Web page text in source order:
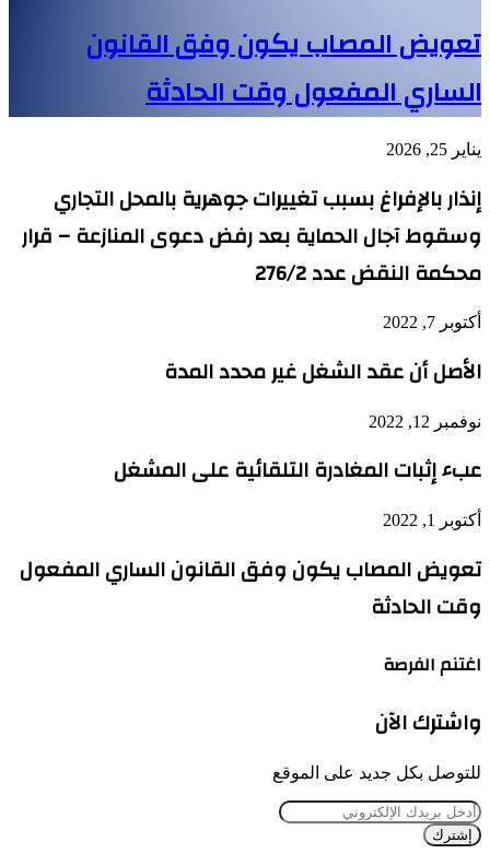
تعويض المصاب يكون وفق القانون
الساري المفعول وقت الحادثة
يناير 25, 2026
إنذار بالإفراغ بسبب تغييرات جوهرية بالمحل التجاري
وسقوط آجال الحماية بعد رفض دعوى المنازعة – قرار
محكمة النقض عدد 276/2
أكتوبر 7, 2022
الأصل أن عقد الشغل غير محدد المدة
نوفمبر 12, 2022
عبء إثبات المغادرة التلقائية على المشغل
أكتوبر 1, 2022
تعويض المصاب يكون وفق القانون الساري المفعول
وقت الحادثة
اغتنم الفرصة
واشترك الآن
للتوصل بكل جديد على الموقع
أدخل
بريدك
الإلكتروني